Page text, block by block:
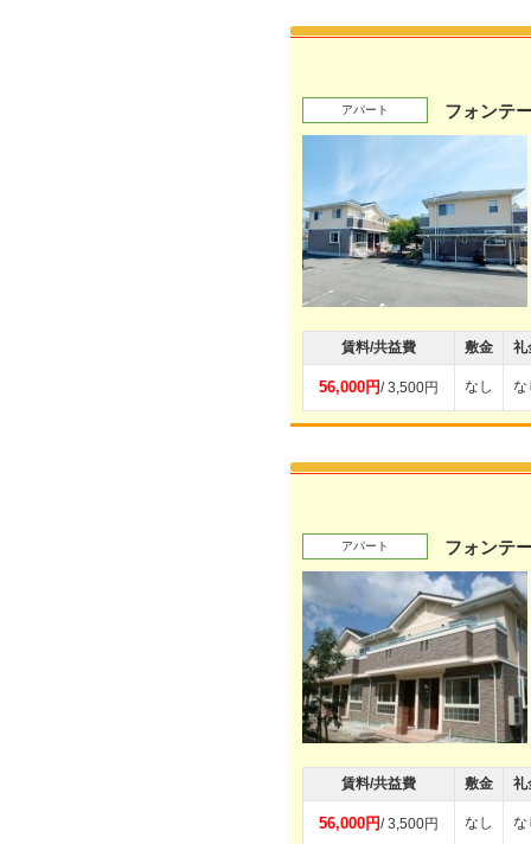
アパート フォンテ
賃料/共益費 敷金 礼
56,000円/ 3,500円 なし な
アパート フォンテ
賃料/共益費 敷金 礼
56,000円/ 3,500円 なし な